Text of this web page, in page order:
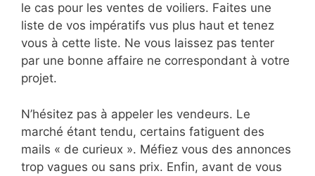
le cas pour les ventes de voiliers. Faites une
liste de vos impératifs vus plus haut et tenez
vous à cette liste. Ne vous laissez pas tenter
par une bonne affaire ne correspondant à votre
projet.
N’hésitez pas à appeler les vendeurs. Le
marché étant tendu, certains fatiguent des
mails « de curieux ». Méfiez vous des annonces
trop vagues ou sans prix. Enfin, avant de vous